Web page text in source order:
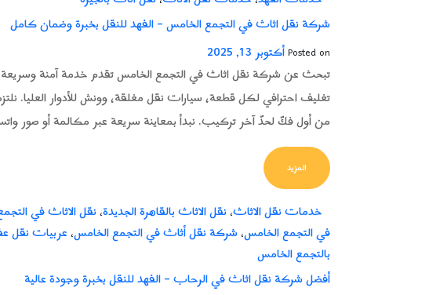
شركة نقل اثاث في التجمع الخامس – الفهد للنقل بخبرة وضمان كامل
Posted onأكتوبر 13, 2025
تبحث عن شركة نقل اثاث في التجمع الخامس تقدم خدمة آمنة
تغليف احترافي لكل قطعة، سيارات نقل مغلقة، وونش للأدوار العليا.
من أول فكّ لحدّ آخر تركيب. نبدأ بمعاينة سريعة عبر مكالمة أو صور
المزيدFROM شركة نقل اثاث في التجمع الخامس – الفهد للنقل بخبرة وضمان كامل
خدمات نقل الاثاث،نقل الاثاث بالقاهرة الجديدة،نقل الاثاث في
في التجمع الخامس،شركة نقل أثاث في التجمع الخامس، عربيات نقل
بالتجمع الخامس
أفضل شركة نقل اثاث في الرحاب – الفهد للنقل بخبرة وجودة عالية